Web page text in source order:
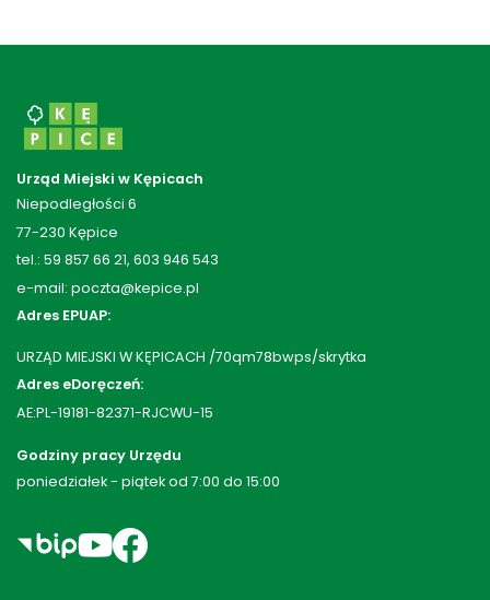
Urząd Miejski w Kępicach
Niepodległości 6
77-230 Kępice
tel.: 59 857 66 21, 603 946 543
e-mail: poczta@kepice.pl
Adres EPUAP:
URZĄD MIEJSKI W KĘPICACH /70qm78bwps/skrytka
Adres eDoręczeń:
AE:PL-19181-82371-RJCWU-15
Godziny pracy Urzędu
poniedziałek - piątek od 7:00 do 15:00